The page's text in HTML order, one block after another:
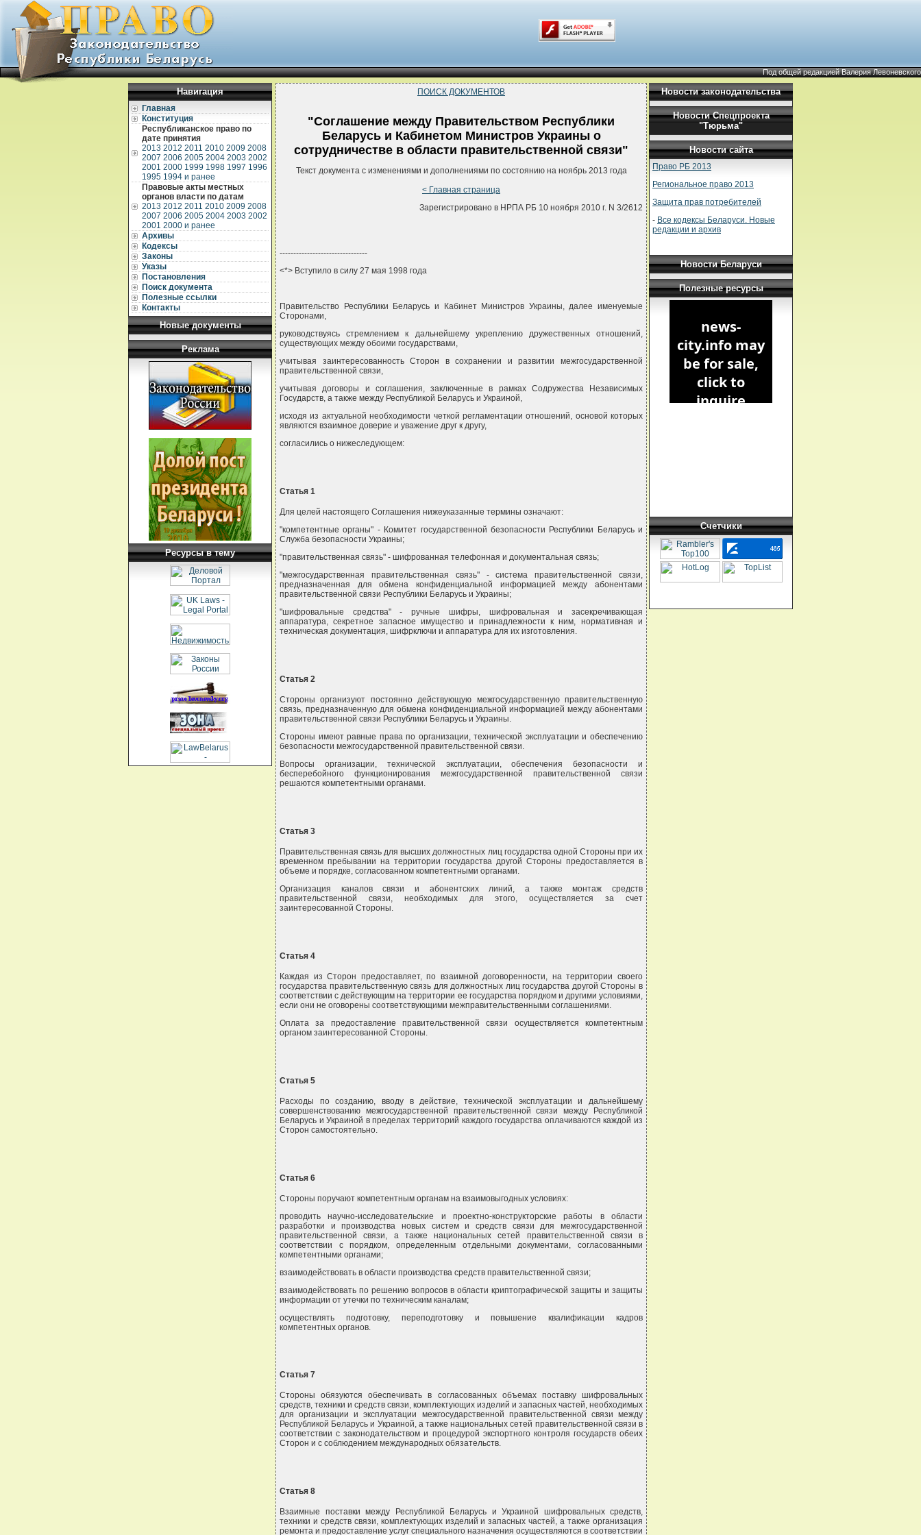
Под общей редакцией Валерия Левоневского
Навигация
Главная
Конституция
Республиканское право по
дате принятия
2013 2012 2011 2010 2009 2008
2007 2006 2005 2004 2003 2002
2001 2000 1999 1998 1997 1996
1995 1994 и ранее
Правовые акты местных
органов власти по датам
2013 2012 2011 2010 2009 2008
2007 2006 2005 2004 2003 2002
2001 2000 и ранее
Архивы
Кодексы
Законы
Указы
Постановления
Поиск документа
Полезные ссылки
Контакты
Новые документы
Реклама
Ресурсы в тему
ПОИСК ДОКУМЕНТОВ
"Соглашение между Правительством Республики
Беларусь и Кабинетом Министров Украины о
сотрудничестве в области правительственной связи"
Текст документа с изменениями и дополнениями по состоянию на ноябрь 2013 года
< Главная страница
Зарегистрировано в НРПА РБ 10 ноября 2010 г. N 3/2612
--------------------------------
<*> Вступило в силу 27 мая 1998 года
Правительство Республики Беларусь и Кабинет Министров Украины, далее именуемые
Сторонами,
руководствуясь стремлением к дальнейшему укреплению дружественных отношений,
существующих между обоими государствами,
учитывая заинтересованность Сторон в сохранении и развитии межгосударственной
правительственной связи,
учитывая договоры и соглашения, заключенные в рамках Содружества Независимых
Государств, а также между Республикой Беларусь и Украиной,
исходя из актуальной необходимости четкой регламентации отношений, основой которых
являются взаимное доверие и уважение друг к другу,
согласились о нижеследующем:
Статья 1
Для целей настоящего Соглашения нижеуказанные термины означают:
"компетентные органы" - Комитет государственной безопасности Республики Беларусь и
Служба безопасности Украины;
"правительственная связь" - шифрованная телефонная и документальная связь;
"межгосударственная правительственная связь" - система правительственной связи,
предназначенная для обмена конфиденциальной информацией между абонентами
правительственной связи Республики Беларусь и Украины;
"шифровальные средства" - ручные шифры, шифровальная и засекречивающая
аппаратура, секретное запасное имущество и принадлежности к ним, нормативная и
техническая документация, шифрключи и аппаратура для их изготовления.
Статья 2
Стороны организуют постоянно действующую межгосударственную правительственную
связь, предназначенную для обмена конфиденциальной информацией между абонентами
правительственной связи Республики Беларусь и Украины.
Стороны имеют равные права по организации, технической эксплуатации и обеспечению
безопасности межгосударственной правительственной связи.
Вопросы организации, технической эксплуатации, обеспечения безопасности и
бесперебойного функционирования межгосударственной правительственной связи
решаются компетентными органами.
Статья 3
Правительственная связь для высших должностных лиц государства одной Стороны при их
временном пребывании на территории государства другой Стороны предоставляется в
объеме и порядке, согласованном компетентными органами.
Организация каналов связи и абонентских линий, а также монтаж средств
правительственной связи, необходимых для этого, осуществляется за счет
заинтересованной Стороны.
Статья 4
Каждая из Сторон предоставляет, по взаимной договоренности, на территории своего
государства правительственную связь для должностных лиц государства другой Стороны в
соответствии с действующим на территории ее государства порядком и другими условиями,
если они не оговорены соответствующими межправительственными соглашениями.
Оплата за предоставление правительственной связи осуществляется компетентным
органом заинтересованной Стороны.
Статья 5
Расходы по созданию, вводу в действие, технической эксплуатации и дальнейшему
совершенствованию межгосударственной правительственной связи между Республикой
Беларусь и Украиной в пределах территорий каждого государства оплачиваются каждой из
Сторон самостоятельно.
Статья 6
Стороны поручают компетентным органам на взаимовыгодных условиях:
проводить научно-исследовательские и проектно-конструкторские работы в области
разработки и производства новых систем и средств связи для межгосударственной
правительственной связи, а также национальных сетей правительственной связи в
соответствии с порядком, определенным отдельными документами, согласованными
компетентными органами;
взаимодействовать в области производства средств правительственной связи;
взаимодействовать по решению вопросов в области криптографической защиты и защиты
информации от утечки по техническим каналам;
осуществлять подготовку, переподготовку и повышение квалификации кадров
компетентных органов.
Статья 7
Стороны обязуются обеспечивать в согласованных объемах поставку шифровальных
средств, техники и средств связи, комплектующих изделий и запасных частей, необходимых
для организации и эксплуатации межгосударственной правительственной связи между
Республикой Беларусь и Украиной, а также национальных сетей правительственной связи в
соответствии с законодательством и процедурой экспортного контроля государств обеих
Сторон и с соблюдением международных обязательств.
Статья 8
Взаимные поставки между Республикой Беларусь и Украиной шифровальных средств,
техники и средств связи, комплектующих изделий и запасных частей, а также организация
ремонта и предоставление услуг специального назначения осуществляются в соответствии
Новости законодательства
Новости Спецпроекта
"Тюрьма"
Новости сайта
Право РБ 2013
Региональное право 2013
Защита прав потребителей
- Все кодексы Беларуси. Новые
редакции и архив
Новости Беларуси
Полезные ресурсы
Счетчики